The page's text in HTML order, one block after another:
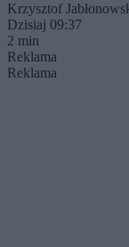
Krzysztof
Dzisiaj 09:37
2 min
Reklama
Reklama